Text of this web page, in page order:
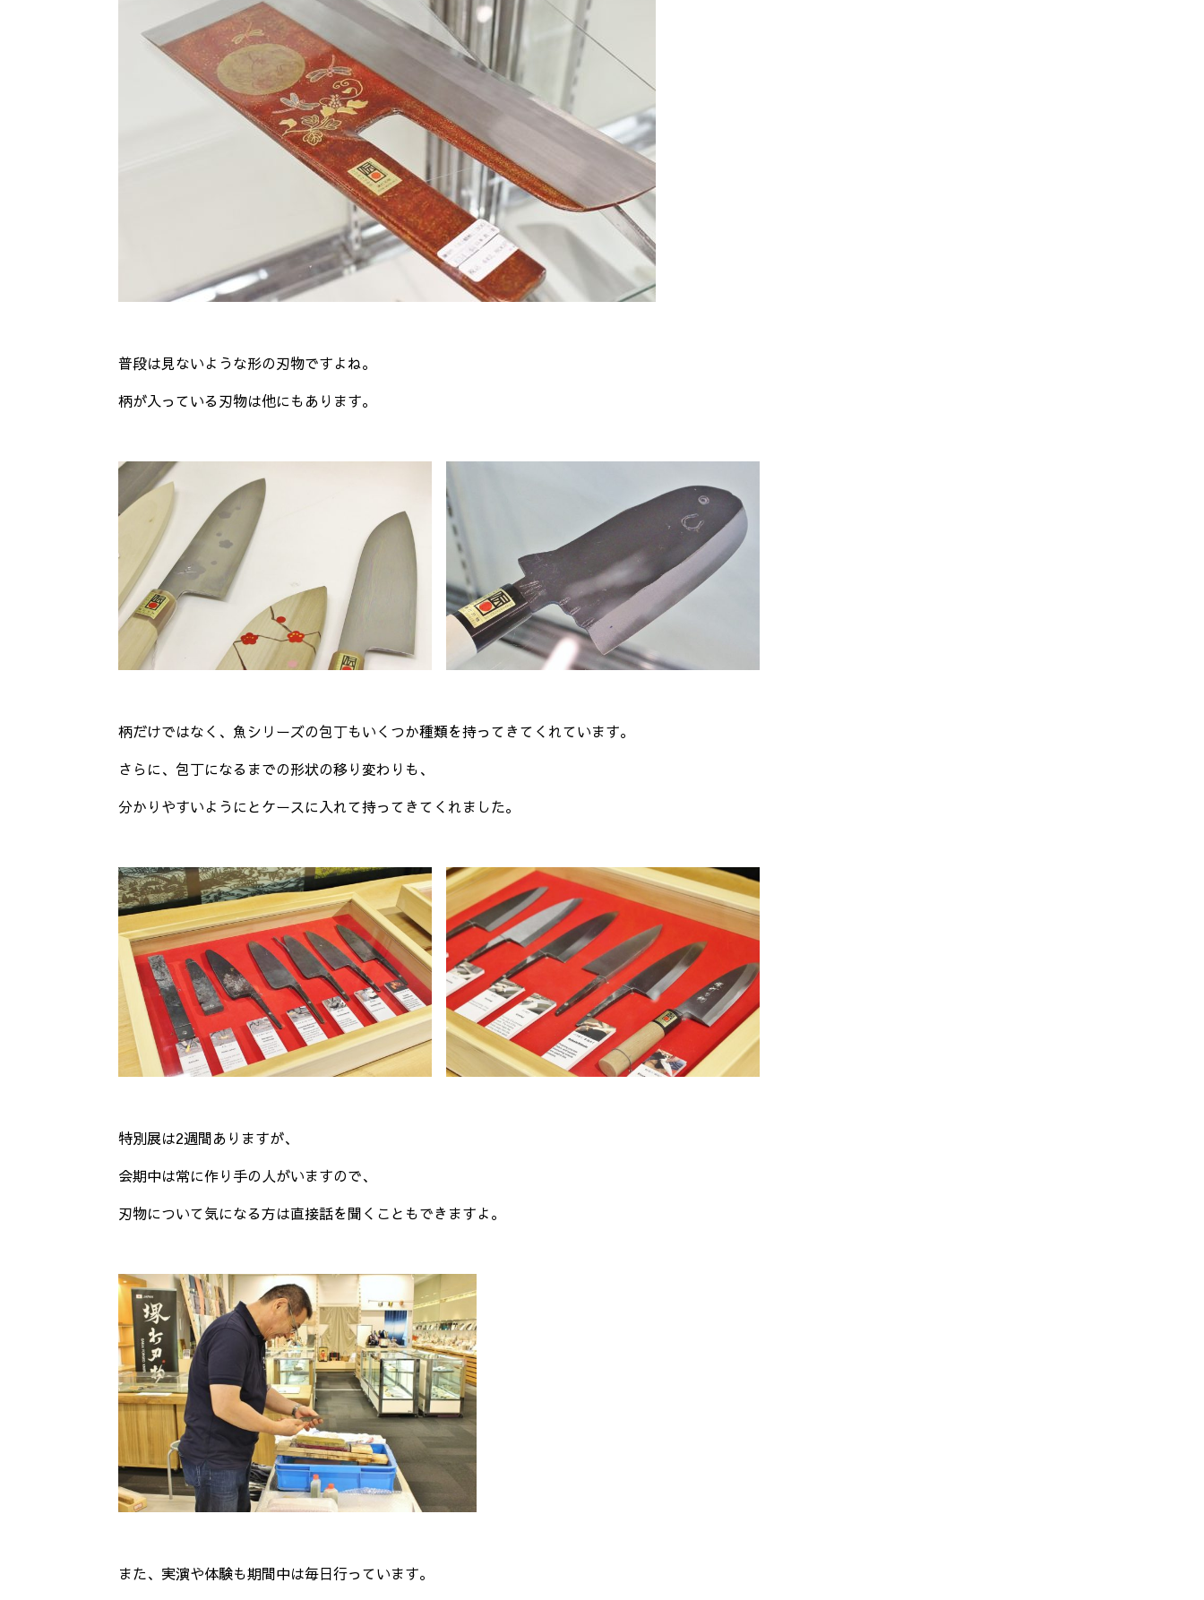
普段は見ないような形の刃物ですよね。
柄が入っている刃物は他にもあります。
柄だけではなく、魚シリーズの包丁もいくつか種類を持ってきてくれています。
さらに、包丁になるまでの形状の移り変わりも、
分かりやすいようにとケースに入れて持ってきてくれました。
特別展は2週間ありますが、
会期中は常に作り手の人がいますので、
刃物について気になる方は直接話を聞くこともできますよ。
また、実演や体験も期間中は毎日行っています。